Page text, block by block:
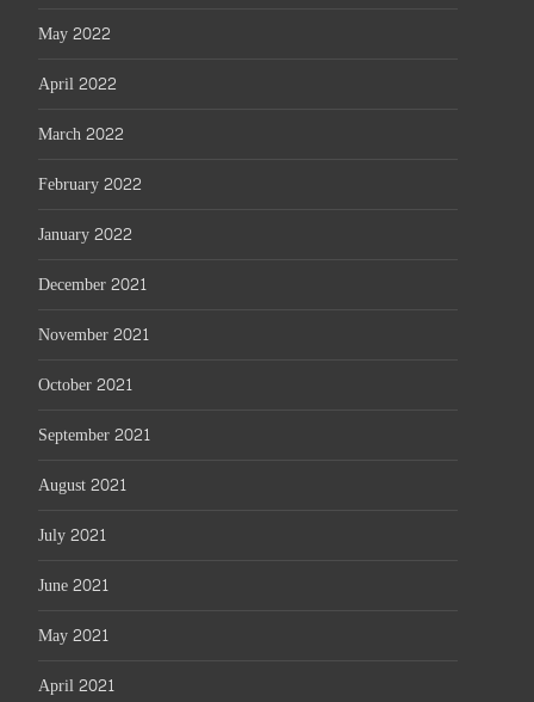
May 2022
April 2022
March 2022
February 2022
January 2022
December 2021
November 2021
October 2021
September 2021
August 2021
July 2021
June 2021
May 2021
April 2021